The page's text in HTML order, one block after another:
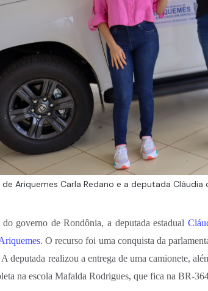
de Ariquemes Carla Redano e a deputada
governo de Rondônia, a deputada estadual
. O recurso foi uma conquista da
deputada realizou a entrega de uma camionete,
na escola Mafalda Rodrigues, que fica na BR-